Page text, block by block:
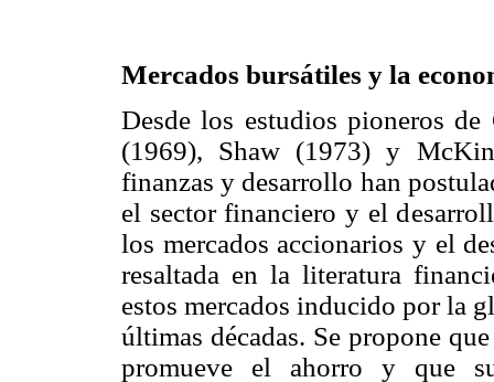
Mercados bursátiles y la
Desde los estudios pioneros
(1969), Shaw (1973) y
finanzas y desarrollo han
el sector financiero y el
los mercados accionarios y el
resaltada en la literatura
estos mercados inducido por la
últimas décadas. Se propone
promueve el ahorro y que